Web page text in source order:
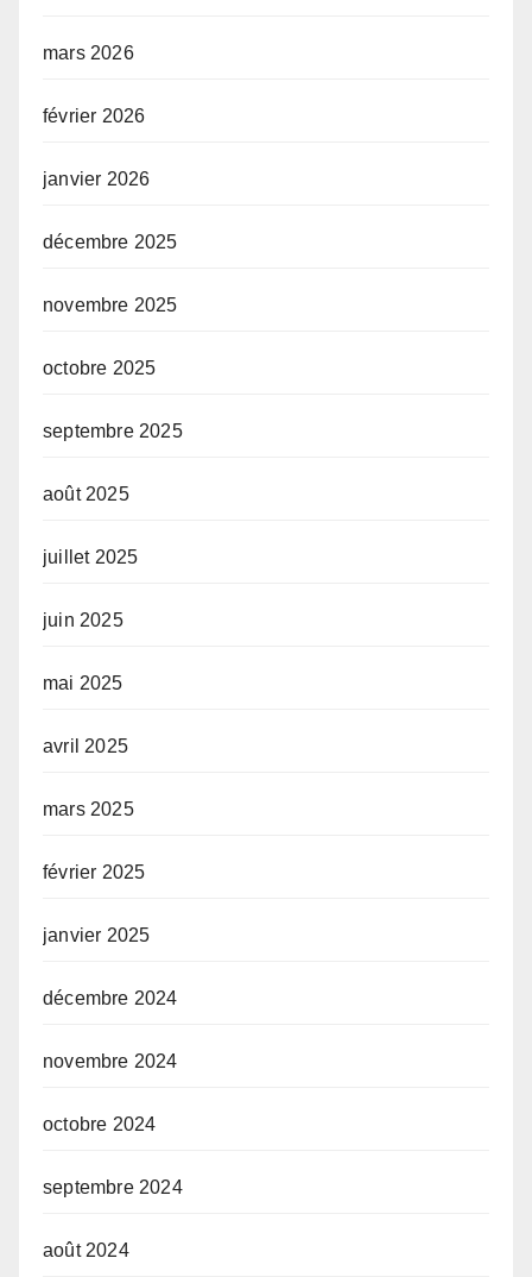
mars 2026
février 2026
janvier 2026
décembre 2025
novembre 2025
octobre 2025
septembre 2025
août 2025
juillet 2025
juin 2025
mai 2025
avril 2025
mars 2025
février 2025
janvier 2025
décembre 2024
novembre 2024
octobre 2024
septembre 2024
août 2024